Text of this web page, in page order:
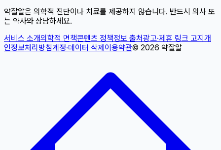
약잘알은 의학적 진단이나 치료를 제공하지 않습니다. 반드시 의사 또
는 약사와 상담하세요.
서비스 소개의학적 면책콘텐츠 정책정보 출처광고·제휴 링크 고지 개
인정보처리방침계정·데이터 삭제 이용약관© 2026 약잘알